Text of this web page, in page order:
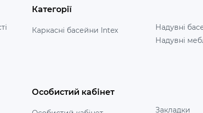
Категорії
Каркасні басейни Intex
Надувні
Надувні
Особистий кабінет
Закладки